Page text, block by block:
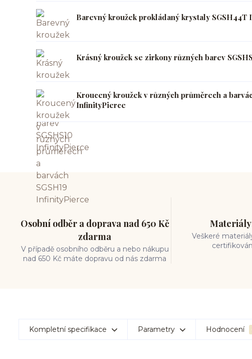
Barevný kroužek prokládaný krystaly
Krásný kroužek se zirkony různých barev
Kroucený kroužek v různých průměrech a
InfinityPierce
Osobní odběr a doprava nad 650 Kč
zdarma
V případě osobního odběru a nebo nákupu
nad 650 Kč máte dopravu od nás zdarma
Veškeré
Kompletní specifikace Parametry Hodnocení